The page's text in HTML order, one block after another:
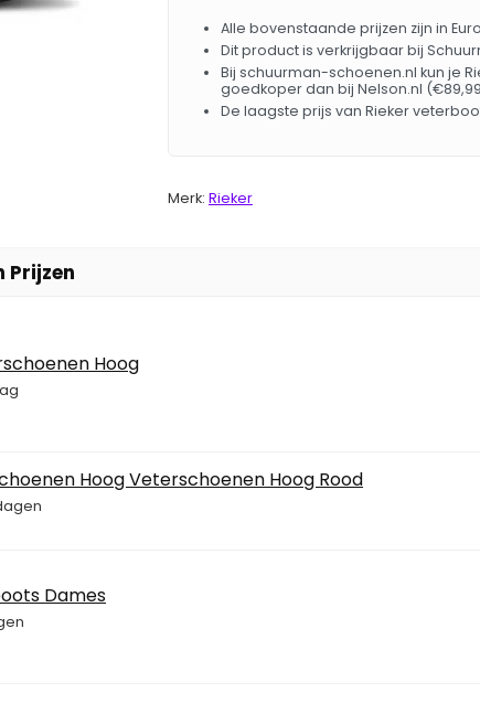
Alle bovenstaande prijzen zijn in
Dit product is verkrijgbaar bij
Bij schuurman-schoenen.nl kun je
goedkoper dan bij Nelson.nl
De laagste prijs van Rieker
Merk: Rieker
Prijzen
Hoog
Hoog Veterschoenen Hoog Rood
Dames